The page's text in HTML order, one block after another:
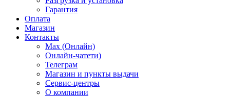
Гарантия
Оплата
Магазин
Контакты
Max (Онлайн)
Онлайн-чатети)
Телеграм
Магазин и пункты выдачи
Сервис-центры
О компании